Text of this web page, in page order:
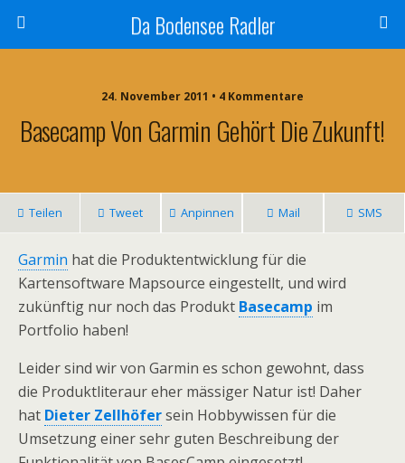
Da Bodensee Radler
24. November 2011 • 4 Kommentare
Basecamp Von Garmin Gehört Die Zukunft!
Teilen Tweet Anpinnen Mail SMS
Garmin hat die Produktentwicklung für die
Kartensoftware Mapsource eingestellt, und wird
zukünftig nur noch das Produkt Basecamp im
Portfolio haben!
Leider sind wir von Garmin es schon gewohnt, dass
die Produktliteraur eher mässiger Natur ist! Daher
hat Dieter Zellhöfersein Hobbywissen für die
Umsetzung einer sehr guten Beschreibung der